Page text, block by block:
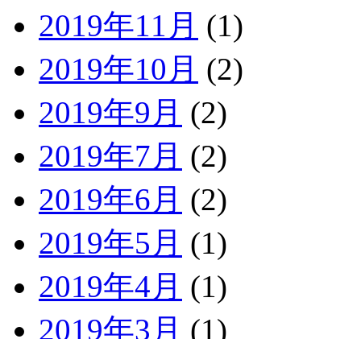
2019年11月 (1)
2019年10月 (2)
2019年9月 (2)
2019年7月 (2)
2019年6月 (2)
2019年5月 (1)
2019年4月 (1)
2019年3月 (1)